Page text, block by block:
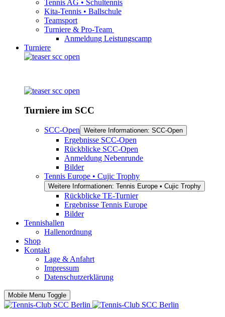
Tennis AG • Schultennis
Kita-Tennis • Ballschule
Teamsport
Turniere & Pro-Team
Anmeldung Leistungscamp
Turniere
Turniere im SCC
SCC-Open Weitere Informationen: SCC-Open
Ergebnisse SCC-Open
Rückblicke SCC-Open
Anmeldung Nebenrunde
Bilder
Tennis Europe • Cujic Trophy
Weitere Informationen: Tennis Europe • Cujic Trophy
Rückblicke TE-Turnier
Ergebnisse Tennis Europe
Bilder
Tennishallen
Hallenordnung
Shop
Kontakt
Lage & Anfahrt
Impressum
Datenschutzerklärung
Mobile Menu Toggle